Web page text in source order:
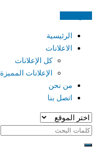
الرئيسية
الاعلانات
كل الإعلانات
الإعلانات المميزة
من نحن
اتصل بنا